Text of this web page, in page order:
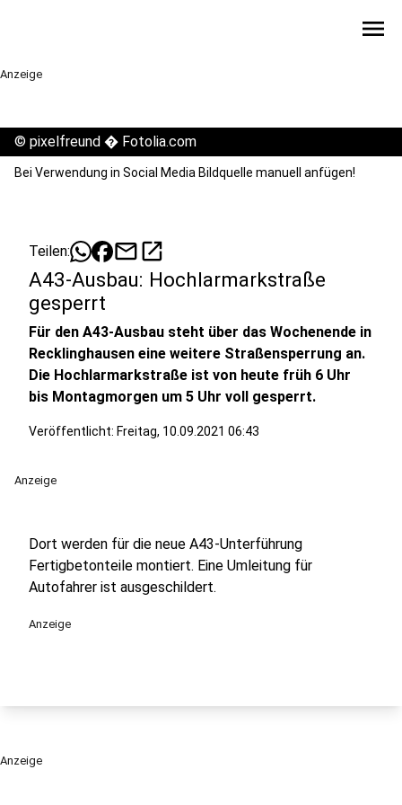
menu
Anzeige
© pixelfreund � Fotolia.com
Bei Verwendung in Social Media Bildquelle manuell anfügen!
Teilen: mailopen_in_new
A43-Ausbau: Hochlarmarkstraße
gesperrt
Für den A43-Ausbau steht über das Wochenende in
Recklinghausen eine weitere Straßensperrung an.
Die Hochlarmarkstraße ist von heute früh 6 Uhr
bis Montagmorgen um 5 Uhr voll gesperrt.
Veröffentlicht: Freitag, 10.09.2021 06:43
Anzeige
Dort werden für die neue A43-Unterführung
Fertigbetonteile montiert. Eine Umleitung für
Autofahrer ist ausgeschildert.
Anzeige
Anzeige